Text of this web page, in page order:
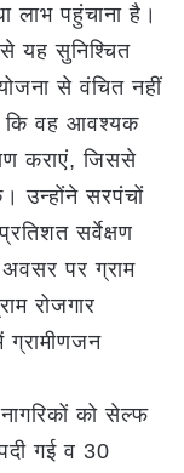
लाभ पहुंचाना है।
यह सुनिश्चित
से वंचित नहीं
कि वह आवश्यक
कराएं, जिससे
उन्होंने सरपंचों
सर्वेक्षण
पर ग्राम
रोजगार
ग्रामीणजन
को सेल्फ
गई व 30